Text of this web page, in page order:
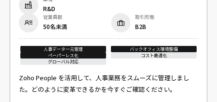
R&D
従業員数
50名未満
取引形態
B2B
人事データ一元管理
バックオフィス環境整備
ペーパーレス化
コスト最適化
グローバル対応
Zoho People を活用して、人事業務をスムーズに管理しまし
た。どのように変革できるかを今すぐご確認ください。